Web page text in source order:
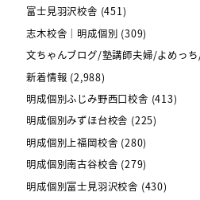
富士見羽沢校舎 (451)
志木校舎｜明成個別 (309)
文ちゃんブログ/塾講師夫婦/よめっ
新着情報 (2,988)
明成個別ふじみ野西口校舎 (413)
明成個別みずほ台校舎 (225)
明成個別上福岡校舎 (280)
明成個別南古谷校舎 (279)
明成個別富士見羽沢校舎 (430)